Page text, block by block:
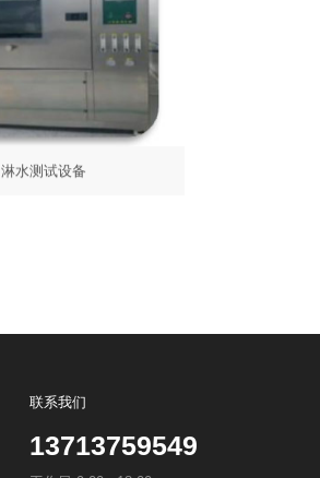
淋水测试设备
联系我们
13713759549